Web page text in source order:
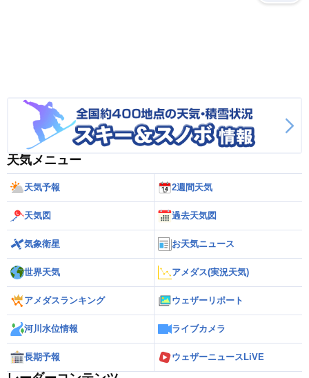
天気メニュー
天気予報 2週間天気
天気図 過去天気図
気象衛星 お天気ニュース
世界天気 アメダス(実況天気)
アメダスランキング ウェザーリポート
河川水位情報 ライブカメラ
長期予報 ウェザーニュースLiVE